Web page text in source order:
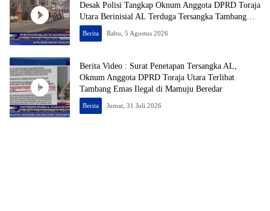
Desak Polisi Tangkap Oknum Anggota DPRD Toraja
Utara Berinisial AL Terduga Tersangka Tambang
Emas Ilegal
Berita Rabu, 5 Agustus 2026
Berita Video : Surat Penetapan Tersangka AL,
Oknum Anggota DPRD Toraja Utara Terlibat
Tambang Emas Ilegal di Mamuju Beredar
Berita Jumat, 31 Juli 2026